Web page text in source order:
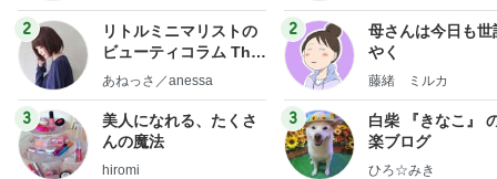
2
リトルミニマリストの
ビューティコラム The
little minimalist's bea
あねっさ／anessa
3
美人になれる、たくさ
んの魔法
hiromi
2
母さんは今日も世
やく
藤緒 ミルカ
3
白柴 『きなこ』
楽ブログ
ひろ☆みき